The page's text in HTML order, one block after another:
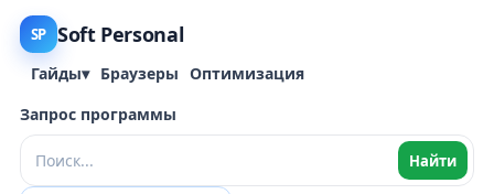
SP Soft Personal
Гайды▾ Браузеры Оптимизация
Запрос программы
Найти